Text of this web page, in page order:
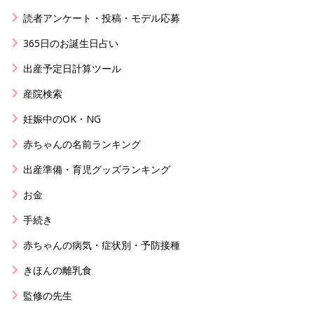
読者アンケート・投稿・モデル応募
365日のお誕生日占い
出産予定日計算ツール
産院検索
妊娠中のOK・NG
赤ちゃんの名前ランキング
出産準備・育児グッズランキング
お金
手続き
赤ちゃんの病気・症状別・予防接種
きほんの離乳食
監修の先生